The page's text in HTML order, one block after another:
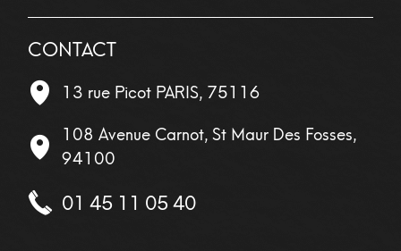
CONTACT
13 rue Picot PARIS, 75116
108 Avenue Carnot, St Maur Des Fosses,
94100
01 45 11 05 40